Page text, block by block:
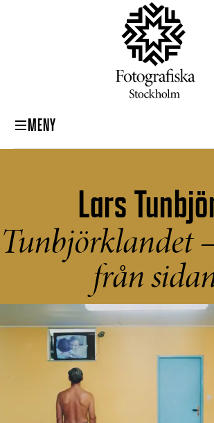
MENY
Lars
Tunbjörklandet
från